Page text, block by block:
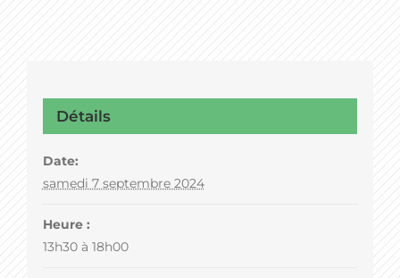
Détails
Date:
samedi 7 septembre 2024
Heure :
13h30 à 18h00